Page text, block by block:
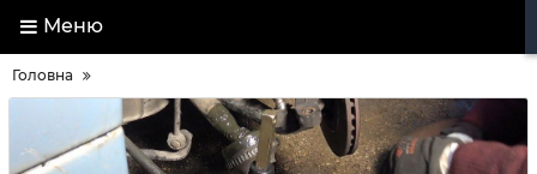
Меню
Головна